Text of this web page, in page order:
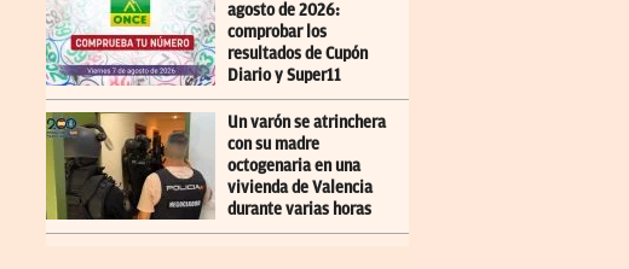
agosto de 2026:
comprobar los
resultados de Cupón
Diario y Super11
Un varón se atrinchera
con su madre
octogenaria en una
vivienda de Valencia
durante varias horas